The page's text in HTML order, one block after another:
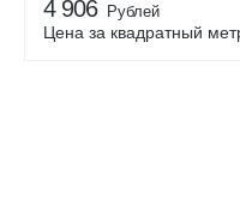
4 906 Рублей
Цена за квадратный